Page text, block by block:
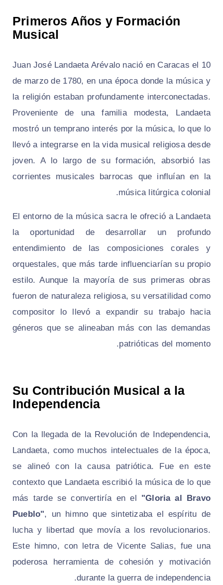
Primeros Años y Formación
Musical
Juan José Landaeta Arévalo nació en Caracas el 10
de marzo de 1780, en una época donde la música y
la religión estaban profundamente interconectadas.
Proveniente de una familia modesta, Landaeta
mostró un temprano interés por la música, lo que lo
llevó a integrarse en la vida musical religiosa desde
joven. A lo largo de su formación, absorbió las
corrientes musicales barrocas que influían en la
música litúrgica colonial.
El entorno de la música sacra le ofreció a Landaeta
la oportunidad de desarrollar un profundo
entendimiento de las composiciones corales y
orquestales, que más tarde influenciarían su propio
estilo. Aunque la mayoría de sus primeras obras
fueron de naturaleza religiosa, su versatilidad como
compositor lo llevó a expandir su trabajo hacia
géneros que se alineaban más con las demandas
patrióticas del momento.
Su Contribución Musical a la
Independencia
Con la llegada de la Revolución de Independencia,
Landaeta, como muchos intelectuales de la época,
se alineó con la causa patriótica. Fue en este
contexto que Landaeta escribió la música de lo que
más tarde se convertiría en el "Gloria al Bravo
Pueblo", un himno que sintetizaba el espíritu de
lucha y libertad que movía a los revolucionarios.
Este himno, con letra de Vicente Salias, fue una
poderosa herramienta de cohesión y motivación
durante la guerra de independencia.